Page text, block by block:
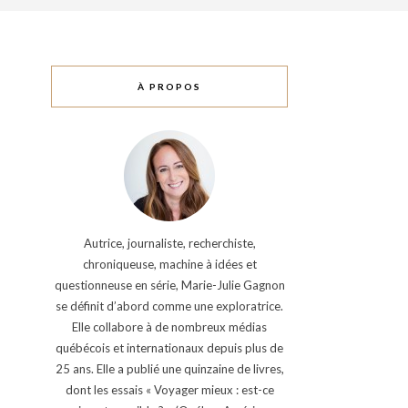
À PROPOS
Autrice, journaliste, recherchiste,
chroniqueuse, machine à idées et
questionneuse en série, Marie-Julie Gagnon
se définit d’abord comme une exploratrice.
Elle collabore à de nombreux médias
québécois et internationaux depuis plus de
25 ans. Elle a publié une quinzaine de livres,
dont les essais « Voyager mieux : est-ce